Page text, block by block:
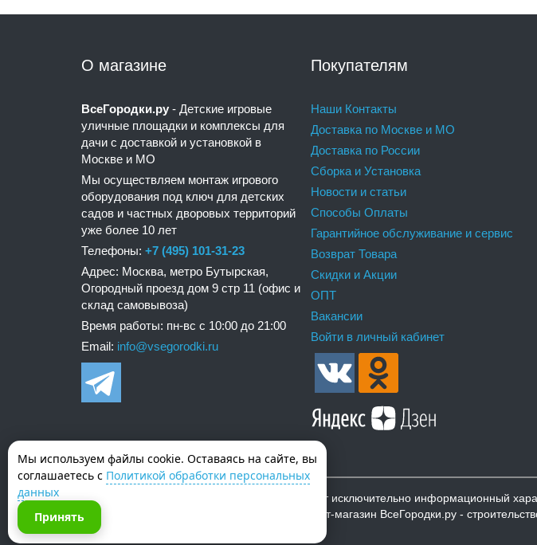
О магазине
ВсеГородки.ру - Детские игровые
уличные площадки и комплексы для
дачи с доставкой и установкой в
Москве и МО
Мы осуществляем монтаж игрового
оборудования под ключ для детских
садов и частных дворовых территорий
уже более 10 лет
Телефоны: +7 (495) 101-31-23
Адрес: Москва, метро Бутырская,
Огородный проезд дом 9 стр 11 (офис и
склад самовывоза)
Время работы: пн-вс с 10:00 до 21:00
Email: info@vsegorodki.ru
Покупателям
Наши Контакты
Доставка по Москве и МО
Доставка по России
Сборка и Установка
Новости и статьи
Способы Оплаты
Гарантийное обслуживание и сервис
Возврат Товара
Скидки и Акции
ОПТ
Вакансии
Войти в личный кабинет
Важно! Вся информация на нашем сайте носит исключительно информационный
Гражданского кодекса РФ. Copyright © Интернет-магазин ВсеГородки.ру -
работаем для Вас с 2010 г.
Мы используем файлы cookie. Оставаясь на сайте, вы
соглашаетесь с Политикой обработки персональных
данных
Принять